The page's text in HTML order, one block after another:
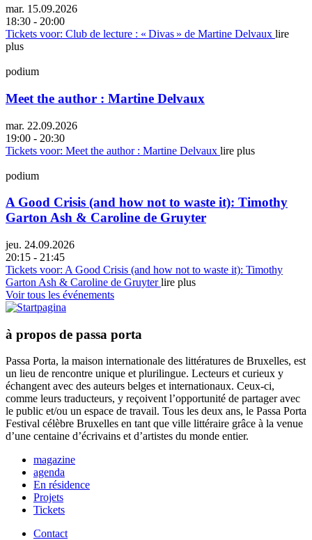
mar. 15.09.2026
18:30 - 20:00
Tickets voor: Club de lecture : « Divas » de Martine Delvaux lire
plus
podium
Meet the author : Martine Delvaux
mar. 22.09.2026
19:00 - 20:30
Tickets voor: Meet the author : Martine Delvaux lire plus
podium
A Good Crisis (and how not to waste it): Timothy
Garton Ash & Caroline de Gruyter
jeu. 24.09.2026
20:15 - 21:45
Tickets voor: A Good Crisis (and how not to waste it): Timothy
Garton Ash & Caroline de Gruyter lire plus
Voir tous les événements
à propos de passa porta
Passa Porta, la maison internationale des littératures de Bruxelles, est
un lieu de rencontre unique et plurilingue. Lecteurs et curieux y
échangent avec des auteurs belges et internationaux. Ceux-ci,
comme leurs traducteurs, y reçoivent l’opportunité de partager avec
le public et/ou un espace de travail. Tous les deux ans, le Passa Porta
Festival célèbre Bruxelles en tant que ville littéraire grâce à la venue
d’une centaine d’écrivains et d’artistes du monde entier.
magazine
agenda
En résidence
Projets
Tickets
Contact